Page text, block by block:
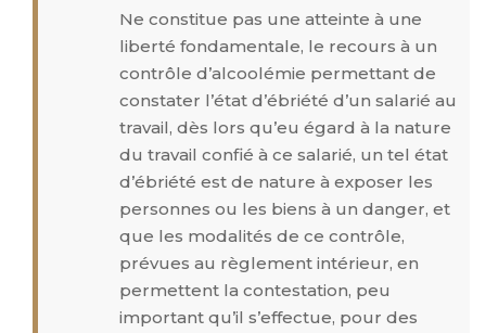
Ne constitue pas une atteinte à une
liberté fondamentale, le recours à un
contrôle d’alcoolémie permettant de
constater l’état d’ébriété d’un salarié au
travail, dès lors qu’eu égard à la nature
du travail confié à ce salarié, un tel état
d’ébriété est de nature à exposer les
personnes ou les biens à un danger, et
que les modalités de ce contrôle,
prévues au règlement intérieur, en
permettent la contestation, peu
important qu’il s’effectue, pour des